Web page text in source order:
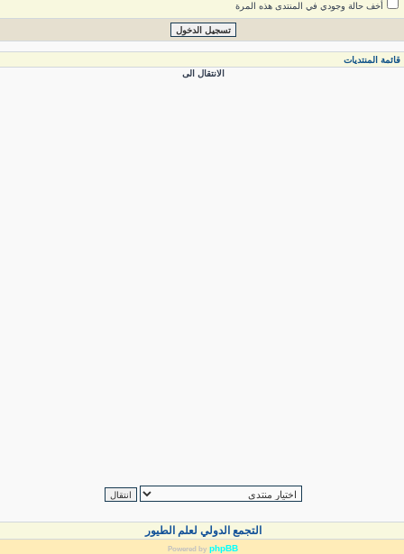
أخف حالة وجودي في المنتدى هذه المرة
المنتديات
الانتقال الى
التجمع الدولي لعلم الطيور
Powered byphpBB